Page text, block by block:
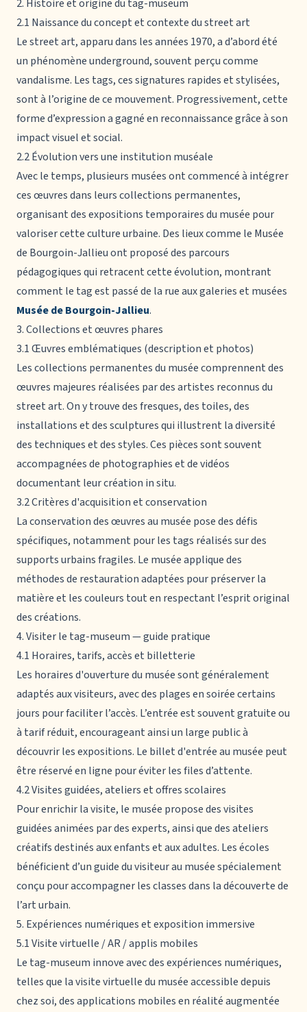
2. Histoire et origine du tag-museum
2.1 Naissance du concept et contexte du street art
Le street art, apparu dans les années 1970, a d’abord été
un phénomène underground, souvent perçu comme
vandalisme. Les tags, ces signatures rapides et stylisées,
sont à l’origine de ce mouvement. Progressivement, cette
forme d’expression a gagné en reconnaissance grâce à son
impact visuel et social.
2.2 Évolution vers une institution muséale
Avec le temps, plusieurs musées ont commencé à intégrer
ces œuvres dans leurs collections permanentes,
organisant des expositions temporaires du musée pour
valoriser cette culture urbaine. Des lieux comme le Musée
de Bourgoin-Jallieu ont proposé des parcours
pédagogiques qui retracent cette évolution, montrant
comment le tag est passé de la rue aux galeries et musées
Musée de Bourgoin-Jallieu.
3. Collections et œuvres phares
3.1 Œuvres emblématiques (description et photos)
Les collections permanentes du musée comprennent des
œuvres majeures réalisées par des artistes reconnus du
street art. On y trouve des fresques, des toiles, des
installations et des sculptures qui illustrent la diversité
des techniques et des styles. Ces pièces sont souvent
accompagnées de photographies et de vidéos
documentant leur création in situ.
3.2 Critères d'acquisition et conservation
La conservation des œuvres au musée pose des défis
spécifiques, notamment pour les tags réalisés sur des
supports urbains fragiles. Le musée applique des
méthodes de restauration adaptées pour préserver la
matière et les couleurs tout en respectant l’esprit original
des créations.
4. Visiter le tag-museum — guide pratique
4.1 Horaires, tarifs, accès et billetterie
Les horaires d'ouverture du musée sont généralement
adaptés aux visiteurs, avec des plages en soirée certains
jours pour faciliter l’accès. L’entrée est souvent gratuite ou
à tarif réduit, encourageant ainsi un large public à
découvrir les expositions. Le billet d'entrée au musée peut
être réservé en ligne pour éviter les files d’attente.
4.2 Visites guidées, ateliers et offres scolaires
Pour enrichir la visite, le musée propose des visites
guidées animées par des experts, ainsi que des ateliers
créatifs destinés aux enfants et aux adultes. Les écoles
bénéficient d’un guide du visiteur au musée spécialement
conçu pour accompagner les classes dans la découverte de
l’art urbain.
5. Expériences numériques et exposition immersive
5.1 Visite virtuelle / AR / applis mobiles
Le tag-museum innove avec des expériences numériques,
telles que la visite virtuelle du musée accessible depuis
chez soi, des applications mobiles en réalité augmentée